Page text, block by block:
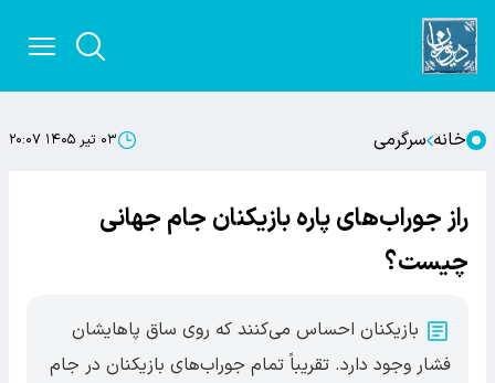
خانه سرگرمی ۰۳ تیر ۱۴۰۵ ۲۰:۰۷
راز جوراب‌های پاره بازیکنان جام جهانی
چیست؟
بازیکنان احساس می‌کنند که روی ساق پاهایشان
فشار وجود دارد. تقریباً تمام جوراب‌های بازیکنان در جام